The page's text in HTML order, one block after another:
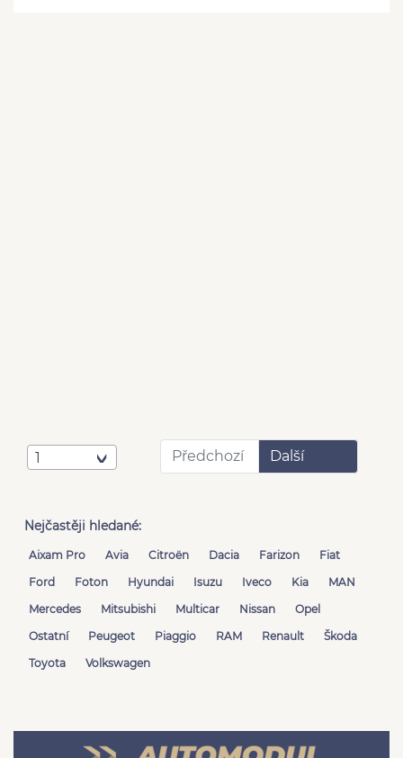
1 Předchozí Další
Nejčastěji hledané:
Aixam Pro Avia Citroën Dacia Farizon
Fiat
Ford
Foton Hyundai Isuzu Iveco Kia
MAN
Mercedes
Mitsubishi Multicar Nissan
Opel
Ostatní
Peugeot Piaggio RAM Renault
Škoda
Toyota
Volkswagen